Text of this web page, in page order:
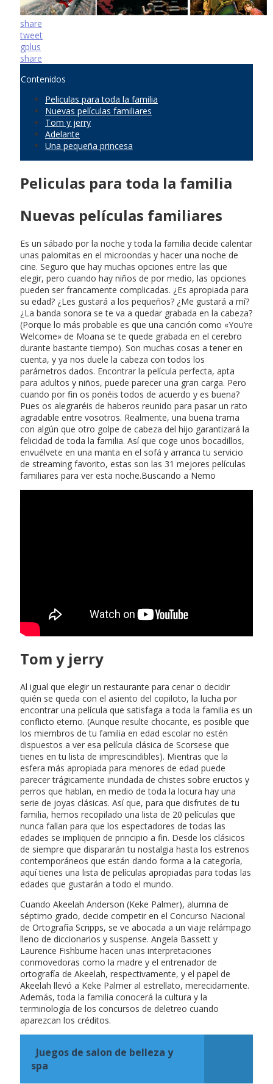
share
tweet
gplus
share
Contenidos
Peliculas para toda la familia
Nuevas películas familiares
Tom y jerry
Adelante
Una pequeña princesa
Peliculas para toda la familia
Nuevas películas familiares
Es un sábado por la noche y toda la familia decide calentar
unas palomitas en el microondas y hacer una noche de
cine. Seguro que hay muchas opciones entre las que
elegir, pero cuando hay niños de por medio, las opciones
pueden ser francamente complicadas. ¿Es apropiada para
su edad? ¿Les gustará a los pequeños? ¿Me gustará a mí?
¿La banda sonora se te va a quedar grabada en la cabeza?
(Porque lo más probable es que una canción como «You’re
Welcome» de Moana se te quede grabada en el cerebro
durante bastante tiempo). Son muchas cosas a tener en
cuenta, y ya nos duele la cabeza con todos los
parámetros dados. Encontrar la película perfecta, apta
para adultos y niños, puede parecer una gran carga. Pero
cuando por fin os ponéis todos de acuerdo y es buena?
Pues os alegraréis de haberos reunido para pasar un rato
agradable entre vosotros. Realmente, una buena trama
con algún que otro golpe de cabeza del hijo garantizará la
felicidad de toda la familia. Así que coge unos bocadillos,
envuélvete en una manta en el sofá y arranca tu servicio
de streaming favorito, estas son las 31 mejores películas
familiares para ver esta noche.Buscando a Nemo
Tom y jerry
Al igual que elegir un restaurante para cenar o decidir
quién se queda con el asiento del copiloto, la lucha por
encontrar una película que satisfaga a toda la familia es un
conflicto eterno. (Aunque resulte chocante, es posible que
los miembros de tu familia en edad escolar no estén
dispuestos a ver esa película clásica de Scorsese que
tienes en tu lista de imprescindibles). Mientras que la
esfera más apropiada para menores de edad puede
parecer trágicamente inundada de chistes sobre eructos y
perros que hablan, en medio de toda la locura hay una
serie de joyas clásicas. Así que, para que disfrutes de tu
familia, hemos recopilado una lista de 20 películas que
nunca fallan para que los espectadores de todas las
edades se impliquen de principio a fin. Desde los clásicos
de siempre que dispararán tu nostalgia hasta los estrenos
contemporáneos que están dando forma a la categoría,
aquí tienes una lista de películas apropiadas para todas las
edades que gustarán a todo el mundo.
Cuando Akeelah Anderson (Keke Palmer), alumna de
séptimo grado, decide competir en el Concurso Nacional
de Ortografía Scripps, se ve abocada a un viaje relámpago
lleno de diccionarios y suspense. Angela Bassett y
Laurence Fishburne hacen unas interpretaciones
conmovedoras como la madre y el entrenador de
ortografía de Akeelah, respectivamente, y el papel de
Akeelah llevó a Keke Palmer al estrellato, merecidamente.
Además, toda la familia conocerá la cultura y la
terminología de los concursos de deletreo cuando
aparezcan los créditos.
Juegos de salon de belleza y
spa